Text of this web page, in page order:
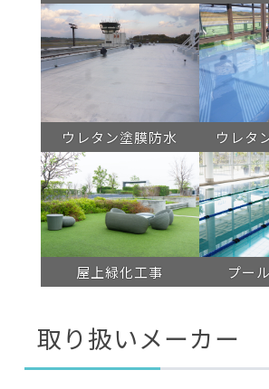
ウレタン塗膜防水 ウレタ
屋上緑化工事 プー
取り扱いメーカー